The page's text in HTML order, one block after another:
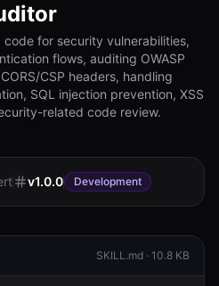
code for security vulnerabilities,
flows, auditing OWASP
CSP headers, handling
SQL injection prevention, XSS
related code review.
v1.0.0 Development
SKILL.md · 10.8 KB